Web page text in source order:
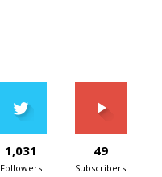
1,031
Followers
49
Subscribers